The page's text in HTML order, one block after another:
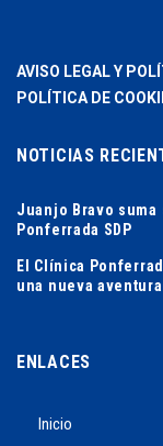
AVISO LEGAL Y
POLÍTICA DE
NOTICIAS
Juanjo Bravo
Ponferrada SDP
El Clínica
una nueva aventura
ENLACES
Inicio